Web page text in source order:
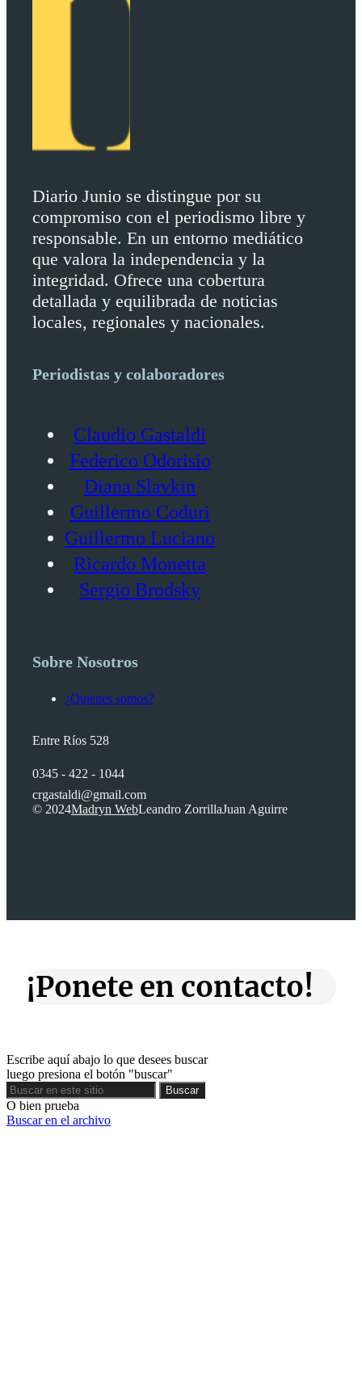
Diario Junio se distingue por su
compromiso con el periodismo libre y
responsable. En un entorno mediático
que valora la independencia y la
integridad. Ofrece una cobertura
detallada y equilibrada de noticias
locales, regionales y nacionales.
Periodistas y colaboradores
Claudio Gastaldi
Federico Odorisio
Diana Slavkin
Guillermo Coduri
Guillermo Luciano
Ricardo Monetta
Sergio Brodsky
Sobre Nosotros
¿Quienes somos?
Entre Ríos 528
0345 - 422 - 1044
crgastaldi@gmail.com
© 2024Madryn WebLeandro ZorrillaJuan Aguirre
¡Ponete en contacto!
Escribe aquí abajo lo que desees buscar
luego presiona el botón "buscar"
Buscar
Buscar
O bien prueba
Buscar en el archivo